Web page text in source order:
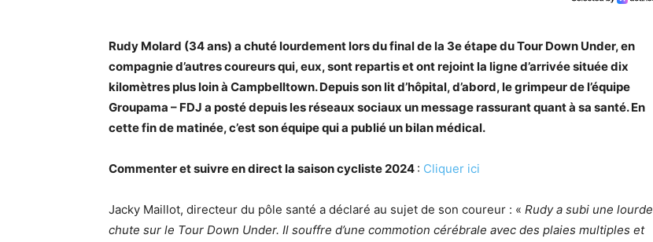
Rudy Molard (34 ans) a chuté lourdement lors du final de la 3e étape du Tour Down Under, en
compagnie d’autres coureurs qui, eux, sont repartis et ont rejoint la ligne d’arrivée située dix
kilomètres plus loin à Campbelltown. Depuis son lit d’hôpital, d’abord, le grimpeur de l’équipe
Groupama – FDJ a posté depuis les réseaux sociaux un message rassurant quant à sa santé. En
cette fin de matinée, c’est son équipe qui a publié un bilan médical.
Commenter et suivre en direct la saison cycliste 2024 : Cliquer ici
Jacky Maillot, directeur du pôle santé a déclaré au sujet de son coureur : « Rudy a subi une lourde
chute sur le Tour Down Under. Il souffre d’une commotion cérébrale avec des plaies multiples et